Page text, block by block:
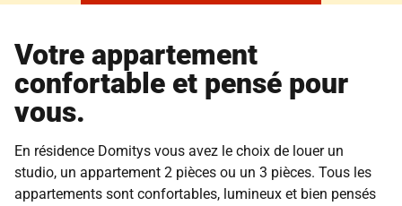
Votre appartement
confortable et pensé pour
vous.
En résidence Domitys vous avez le choix de louer un
studio, un appartement 2 pièces ou un 3 pièces. Tous les
appartements sont confortables, lumineux et bien pensés